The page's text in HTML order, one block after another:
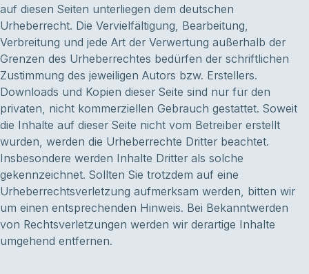
auf diesen Seiten unterliegen dem deutschen
Urheberrecht. Die Vervielfältigung, Bearbeitung,
Verbreitung und jede Art der Verwertung außerhalb der
Grenzen des Urheberrechtes bedürfen der schriftlichen
Zustimmung des jeweiligen Autors bzw. Erstellers.
Downloads und Kopien dieser Seite sind nur für den
privaten, nicht kommerziellen Gebrauch gestattet. Soweit
die Inhalte auf dieser Seite nicht vom Betreiber erstellt
wurden, werden die Urheberrechte Dritter beachtet.
Insbesondere werden Inhalte Dritter als solche
gekennzeichnet. Sollten Sie trotzdem auf eine
Urheberrechtsverletzung aufmerksam werden, bitten wir
um einen entsprechenden Hinweis. Bei Bekanntwerden
von Rechtsverletzungen werden wir derartige Inhalte
umgehend entfernen.